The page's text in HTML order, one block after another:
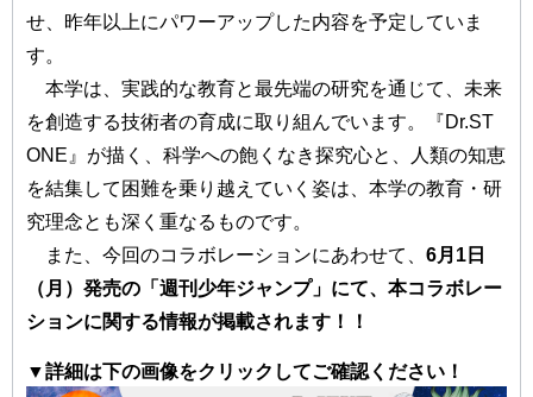
せ、昨年以上にパワーアップした内容を予定していま
す。
本学は、実践的な教育と最先端の研究を通じて、未来
を創造する技術者の育成に取り組んでいます。『Dr.ST
ONE』が描く、科学への飽くなき探究心と、人類の知恵
を結集して困難を乗り越えていく姿は、本学の教育・研
究理念とも深く重なるものです。
また、今回のコラボレーションにあわせて、 6月1日
（月）発売の「週刊少年ジャンプ」にて、本コラボレー
ションに関する情報が掲載されます！！
▼詳細は下の画像をクリックしてご確認ください！